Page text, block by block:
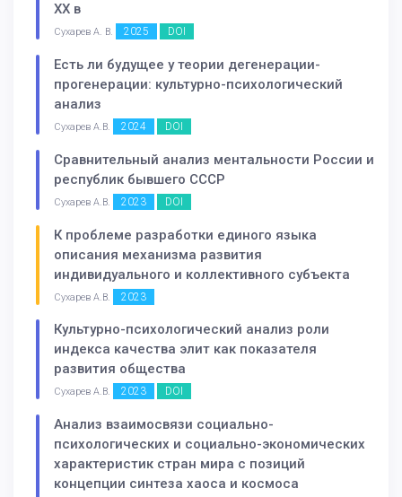
XX в
Сухарев А. В. 2025 DOI
Есть ли будущее у теории дегенерации-
прогенерации: культурно-психологический
анализ
Сухарев А.В. 2024 DOI
Сравнительный анализ ментальности России и
республик бывшего СССР
Сухарев А.В. 2023 DOI
К проблеме разработки единого языка
описания механизма развития
индивидуального и коллективного субъекта
Сухарев А.В. 2023
Культурно-психологический анализ роли
индекса качества элит как показателя
развития общества
Сухарев А.В. 2023 DOI
Анализ взаимосвязи социально-
психологических и социально-экономических
характеристик стран мира с позиций
концепции синтеза хаоса и космоса